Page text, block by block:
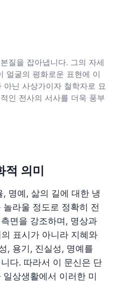
질을 잡아냅니다. 그의 자세
얼굴의 평화로운 표현에 이
닌 사상가이자 철학자로 묘
인 전사의 서사를 더욱 풍부
의미
명예, 삶의 길에 대한 냉
라울 정도로 정확히 전
면을 강조하며, 명상과
표시가 아니라 지혜와
, 용기, 진실성, 명예를
다. 따라서 이 문신은 단
상생활에서 이러한 미